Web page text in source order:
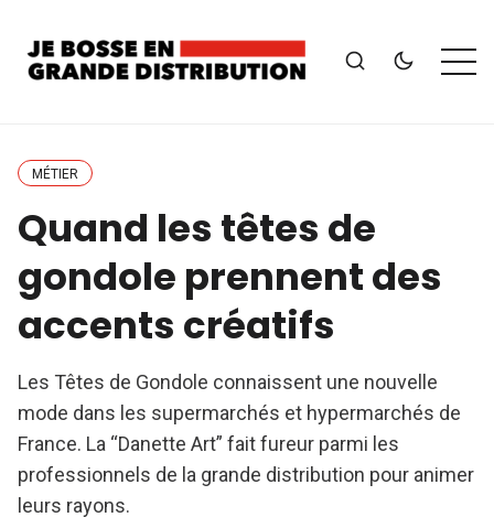
MÉTIER
Quand les têtes de
gondole prennent des
accents créatifs
Les Têtes de Gondole connaissent une nouvelle
mode dans les supermarchés et hypermarchés de
France. La “Danette Art” fait fureur parmi les
professionnels de la grande distribution pour animer
leurs rayons.